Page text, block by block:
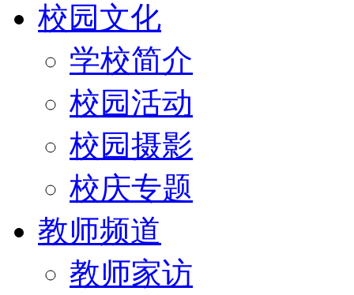
校园文化
学校简介
校园活动
校园摄影
校庆专题
教师频道
教师家访